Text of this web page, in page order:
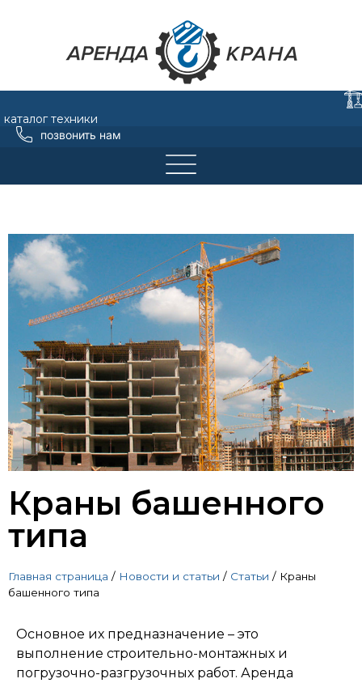
каталог техники
позвонить нам
Краны башенного
типа
Главная страница / Новости и статьи / Статьи / Краны
башенного типа
Основное их предназначение – это
выполнение строительно-монтажных и
погрузочно-разгрузочных работ. Аренда